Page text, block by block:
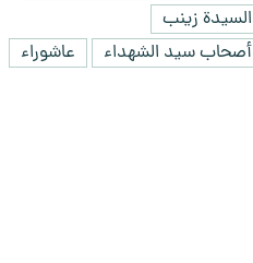
السيدة زينب
أصحاب سيد الشهداء
عاشوراء